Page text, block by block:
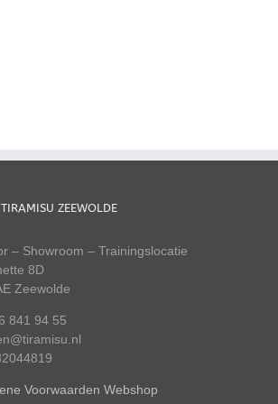
ZEEWOLDE
– Showroom – Trainingslocatie
8D
Zeewolde
841 94 55
Voorwaarden Webshop